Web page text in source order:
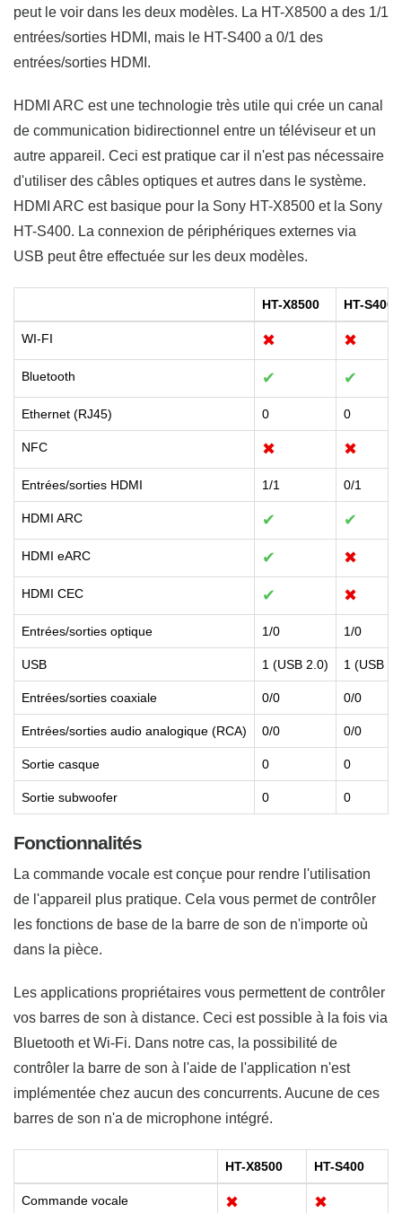
peut le voir dans les deux modèles. La HT-X8500 a des 1/1
entrées/sorties HDMI, mais le HT-S400 a 0/1 des
entrées/sorties HDMI.
HDMI ARC est une technologie très utile qui crée un canal
de communication bidirectionnel entre un téléviseur et un
autre appareil. Ceci est pratique car il n'est pas nécessaire
d'utiliser des câbles optiques et autres dans le système.
HDMI ARC est basique pour la Sony HT-X8500 et la Sony
HT-S400. La connexion de périphériques externes via
USB peut être effectuée sur les deux modèles.
HT-X8500 HT-S400
WI-FI ✖ ✖
Bluetooth ✔ ✔
Ethernet (RJ45) 0 0
NFC ✖ ✖
Entrées/sorties HDMI 1/1 0/1
HDMI ARC ✔ ✔
HDMI eARC ✔ ✖
HDMI CEC ✔ ✖
Entrées/sorties optique 1/0 1/0
USB 1 (USB 2.0) 1 (USB
Entrées/sorties coaxiale 0/0 0/0
Entrées/sorties audio analogique (RCA) 0/0 0/0
Sortie casque 0 0
Sortie subwoofer 0 0
Fonctionnalités
La commande vocale est conçue pour rendre l'utilisation
de l'appareil plus pratique. Cela vous permet de contrôler
les fonctions de base de la barre de son de n'importe où
dans la pièce.
Les applications propriétaires vous permettent de contrôler
vos barres de son à distance. Ceci est possible à la fois via
Bluetooth et Wi-Fi. Dans notre cas, la possibilité de
contrôler la barre de son à l'aide de l'application n'est
implémentée chez aucun des concurrents. Aucune de ces
barres de son n'a de microphone intégré.
HT-X8500 HT-S400
Commande vocale ✖ ✖